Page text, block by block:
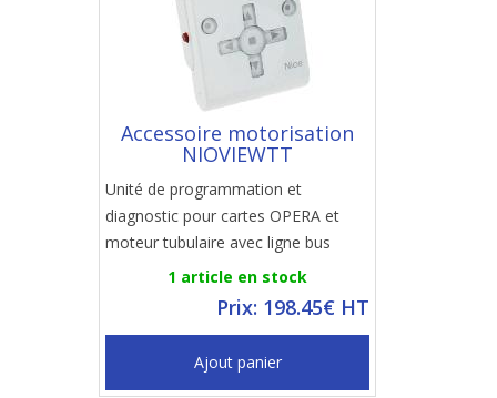
Accessoire motorisation
NIOVIEWTT
Unité de programmation et
diagnostic pour cartes OPERA et
moteur tubulaire avec ligne bus
1 article en stock
Prix: 198.45€ HT
Ajout panier